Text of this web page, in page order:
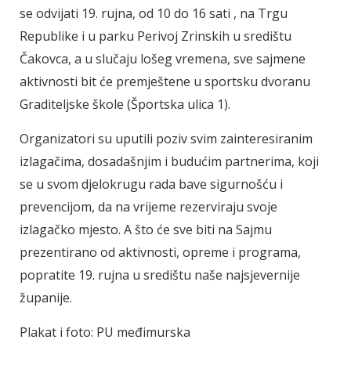
se odvijati 19. rujna, od 10 do 16 sati , na Trgu
Republike i u parku Perivoj Zrinskih u središtu
Čakovca, a u slučaju lošeg vremena, sve sajmene
aktivnosti bit će premještene u sportsku dvoranu
Graditeljske škole (Športska ulica 1).
Organizatori su uputili poziv svim zainteresiranim
izlagačima, dosadašnjim i budućim partnerima, koji
se u svom djelokrugu rada bave sigurnošću i
prevencijom, da na vrijeme rezerviraju svoje
izlagačko mjesto. A što će sve biti na Sajmu
prezentirano od aktivnosti, opreme i programa,
popratite 19. rujna u središtu naše najsjevernije
županije.
Plakat i foto: PU međimurska